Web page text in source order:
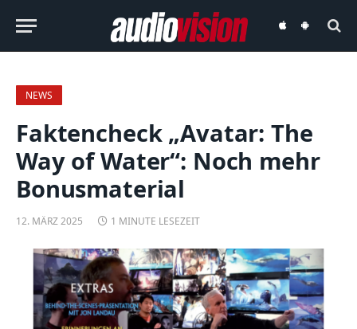
audiovisionaudiovision
NEWS
Faktencheck „Avatar: The
Way of Water“: Noch mehr
Bonusmaterial
12. MÄRZ 2025 1 MINUTE LESEZEIT